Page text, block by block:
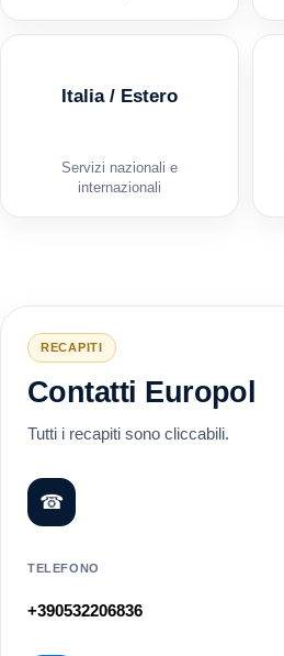
Italia / Estero
Servizi nazionali e
internazionali
RECAPITI
Contatti Europol
Tutti i recapiti sono cliccabili.
☎
TELEFONO
+390532206836